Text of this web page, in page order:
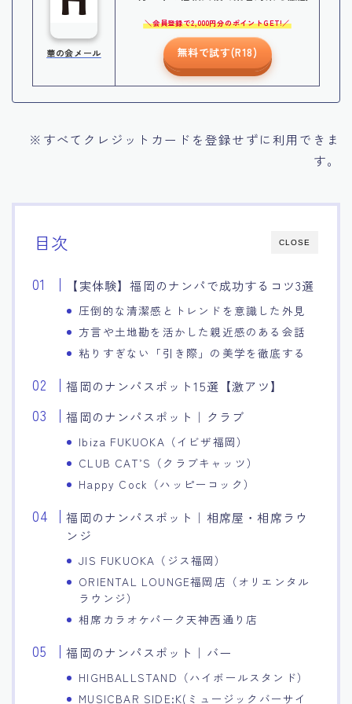
華の会メール
会員登録で2,000円分のポイントGET!
無料で試す(R18)
※すべてクレジットカードを登録せずに利用できま
す。
CLOSE
目次
【実体験】福岡のナンパで成功するコツ3選
圧倒的な清潔感とトレンドを意識した外見
方言や土地勘を活かした親近感のある会話
粘りすぎない「引き際」の美学を徹底する
福岡のナンパスポット15選【激アツ】
福岡のナンパスポット｜クラブ
Ibiza FUKUOKA（イビザ福岡）
CLUB CAT’S（クラブキャッツ）
Happy Cock（ハッピーコック）
福岡のナンパスポット｜相席屋・相席ラウ
ンジ
JIS FUKUOKA（ジス福岡）
ORIENTAL LOUNGE福岡店（オリエンタル
ラウンジ）
相席カラオケパーク天神西通り店
福岡のナンパスポット｜バー
HIGHBALLSTAND（ハイボールスタンド）
MUSICBAR SIDE:K(ミュージックバーサイ